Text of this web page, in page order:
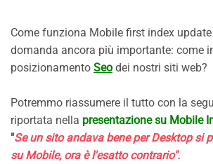
Come funziona Mobile first index update
domanda ancora più importante: come
posizionamento Seo dei nostri siti web?
Potremmo riassumere il tutto con la
riportata nella presentazione su Mobile
"Se un sito andava bene per Desktop si
su Mobile, ora è l'esatto contrario".